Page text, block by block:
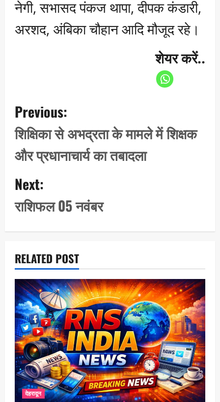
नेगी, सभासद पंकज थापा, दीपक कंडारी,
अरशद, अंबिका चौहान आदि मौजूद रहे।
शेयर करें..
o
s
t
n
v
i
g
a
i
o
n
Previous:
शिक्षिका से अभद्रता के मामले में शिक्षक
और प्रधानाचार्य का तबादला
Next:
राशिफल 05 नवंबर
RELATED POST
देहरादून